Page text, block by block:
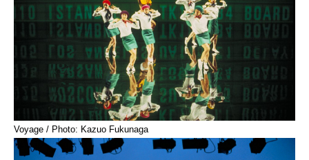
Voyage / Photo: Kazuo Fukunaga